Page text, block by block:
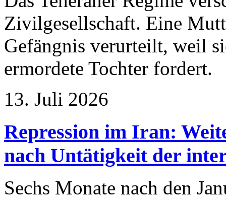
Zivilgesellschaft. Eine
Gefängnis verurteilt, weil
ermordete Tochter fordert.
13. Juli 2026
Repression im Iran:
nach Untätigkeit der
Sechs Monate nach den